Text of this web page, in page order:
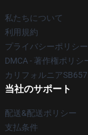
私たちについて
利用規約
プライバシーポリシー
DMCA - 著作権ポリシ
カリフォルニア
当社のサポート
配送&配送ポリシー
支払条件